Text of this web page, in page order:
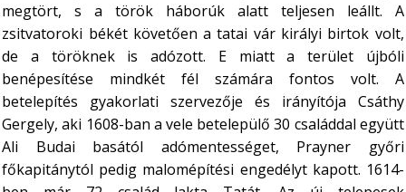
megtört, s a török háborúk alatt teljesen leállt. A
zsitvatoroki békét követően a tatai vár királyi birtok volt,
de a töröknek is adózott. E miatt a terület újbóli
benépesítése mindkét fél számára fontos volt. A
betelepítés gyakorlati szervezője és irányítója Csáthy
Gergely, aki 1608-ban a vele betelepülő 30 családdal együtt
Ali Budai basától adómentességet, Prayner győri
főkapitánytól pedig malomépítési engedélyt kapott. 1614-